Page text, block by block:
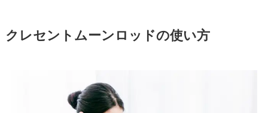
クレセントムーンロッドの使い方